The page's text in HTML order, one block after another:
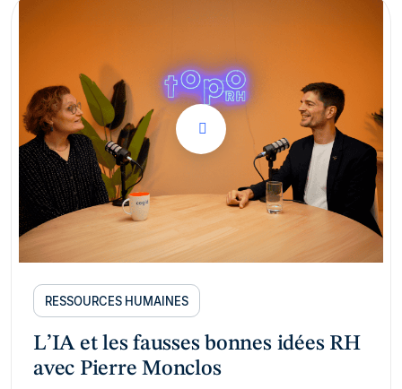
RESSOURCES HUMAINES
L’IA et les fausses bonnes idées RH
avec Pierre Monclos